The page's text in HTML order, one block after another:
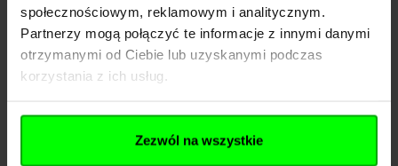
społecznościowym, reklamowym i analitycznym.
Partnerzy mogą połączyć te informacje z innymi danymi
otrzymanymi od Ciebie lub uzyskanymi podczas
korzystania z ich usług.
Zezwól na wszystkie
FG
199,00 zł